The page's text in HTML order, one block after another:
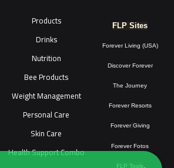
FLP Sites
Forever Living (USA)
Discover Forever
The Journey
Forever Resorts
Forever Giving
Forever Fotos
FLP Tools
Products
Drinks
Nutrition
Bee Products
Weight Management
Personal Care
Skin Care
Health Support Combo